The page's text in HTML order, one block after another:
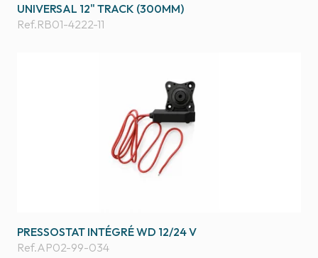
UNIVERSAL 12" TRACK (300MM)
Ref.RB01-4222-11
PRESSOSTAT INTÉGRÉ WD 12/24 V
Ref.AP02-99-034